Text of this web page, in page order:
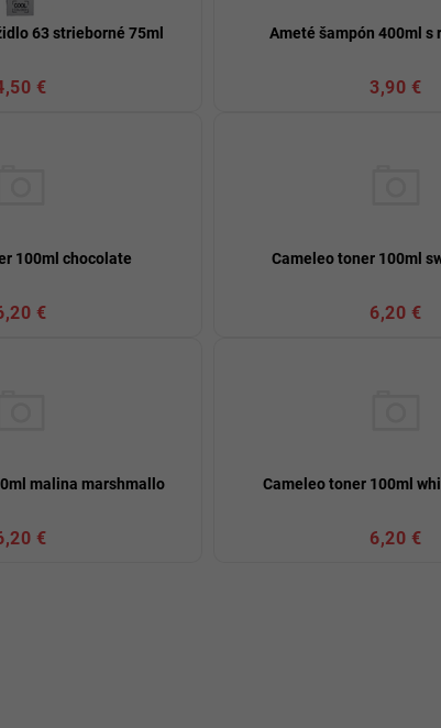
63 strieborné 75ml
€
Ameté šampón 400ml s
3,90 €
100ml chocolate
€
Cameleo toner 100ml
6,20 €
malina marshmallo
€
Cameleo toner 100ml
6,20 €